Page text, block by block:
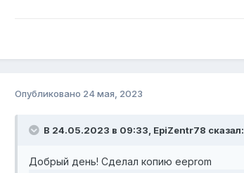
Опубликовано 24 мая, 2023
В 24.05.2023 в 09:33, EpiZentr78 сказал:
Добрый день! Сделал копию eeprom